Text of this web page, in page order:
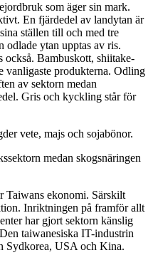
som äger sin mark.
En fjärdedel av landytan är
ställen till och med tre
odlade ytan upptas av ris.
också. Bambuskott, shiitake-
vanligaste produkterna. Odling
av sektorn medan
Gris och kyckling står för
vete, majs och sojabönor.
medan skogsnäringen
Taiwans ekonomi. Särskilt
Inriktningen på framför allt
har gjort sektorn känslig
taiwanesiska IT-industrin
Sydkorea, USA och Kina.